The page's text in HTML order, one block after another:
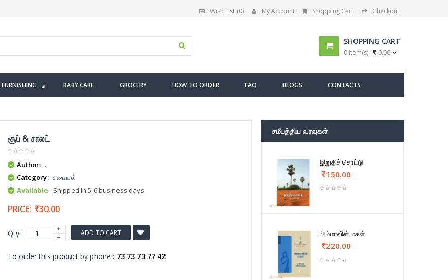
Wish List (0) My Account Shopping Cart Checkout
SHOPPING CART
0 item(s) - 0.00
BABY CARE GROCERY HOW TO ORDER FAQ BLOGS CONTACTS
சூப் & சாலட்
Author: .
Category: சமையல்
Available- Shipped in 5-6 business days
PRICE: 30.00
Qty: ADD TO CART
To order this product by phone : 73 73 73 77 42
சமீபத்திய வரவுகள்
இறுதிச் சொட்டு
150.00
அம்மாவின் மகள்
220.00